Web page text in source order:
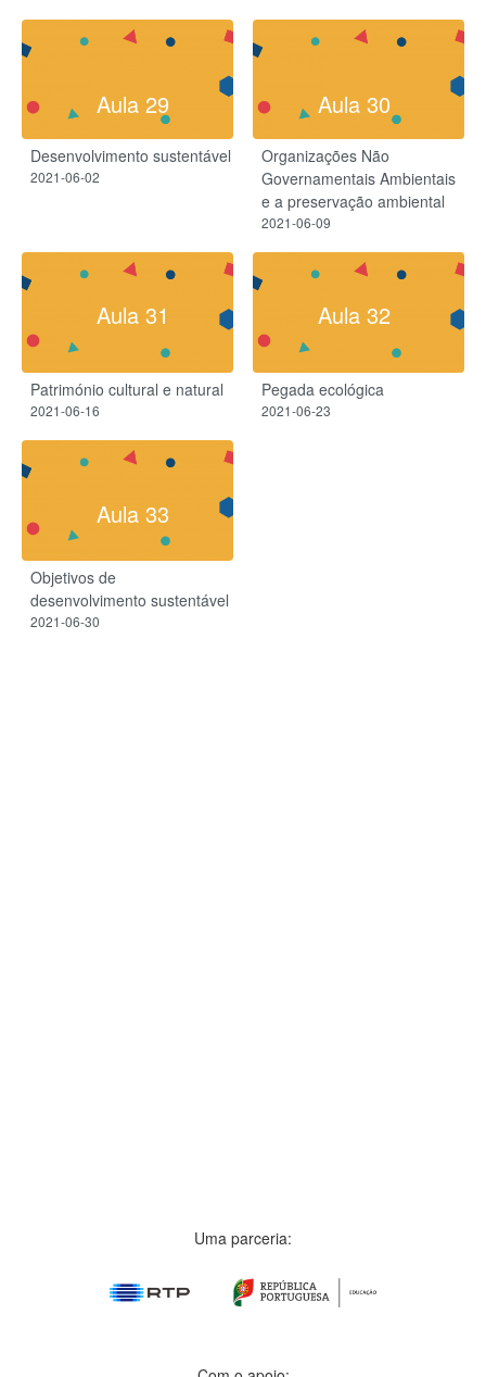
Aula 29
Desenvolvimento sustentável
2021-06-02
Aula 30
Organizações Não
Governamentais Ambientais
e a preservação ambiental
2021-06-09
Aula 31
Património cultural e natural
2021-06-16
Aula 32
Pegada ecológica
2021-06-23
Aula 33
Objetivos de
desenvolvimento sustentável
2021-06-30
Uma parceria: